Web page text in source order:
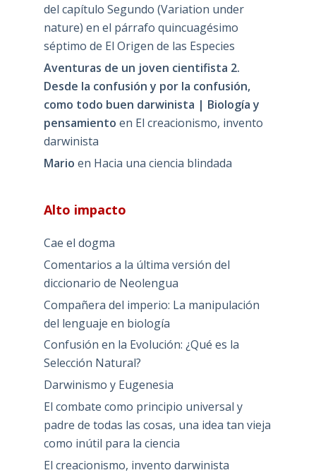
del capítulo Segundo (Variation under
nature) en el párrafo quincuagésimo
séptimo de El Origen de las Especies
Aventuras de un joven cientifista 2.
Desde la confusión y por la confusión,
como todo buen darwinista | Biología y
pensamiento en El creacionismo, invento
darwinista
Mario en Hacia una ciencia blindada
Alto impacto
Cae el dogma
Comentarios a la última versión del
diccionario de Neolengua
Compañera del imperio: La manipulación
del lenguaje en biología
Confusión en la Evolución: ¿Qué es la
Selección Natural?
Darwinismo y Eugenesia
El combate como principio universal y
padre de todas las cosas, una idea tan vieja
como inútil para la ciencia
El creacionismo, invento darwinista